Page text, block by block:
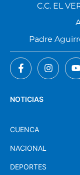
NOTICIAS
CUENCA
NACIONAL
DEPORTES
C.C. EL
Padre